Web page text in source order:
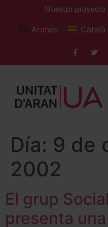
Nuestro
Aranés Català
Día: 9 de
2002
El grup
presenta